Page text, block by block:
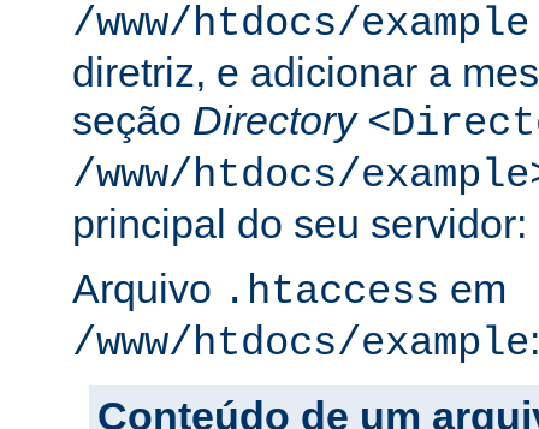
/www/htdocs/example
diretriz, e adicionar a
seção Directory
/www/htdocs/
principal do seu servidor:
Arquivo .htaccess em
/www/htdocs/example:
Conteúdo de um